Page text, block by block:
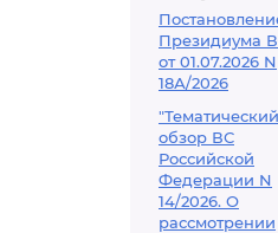
Президиума
от 01.07.2026 N
18А/2026
"Тематический
обзор ВС
Российской
Федерации N
14/2026. О
рассмотрении